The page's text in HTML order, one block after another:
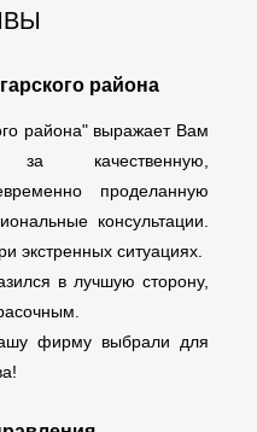
района
района" выражает Вам
качественную,
проделанную
консультации.
экстренных ситуациях.
в лучшую сторону,
фирму выбрали для